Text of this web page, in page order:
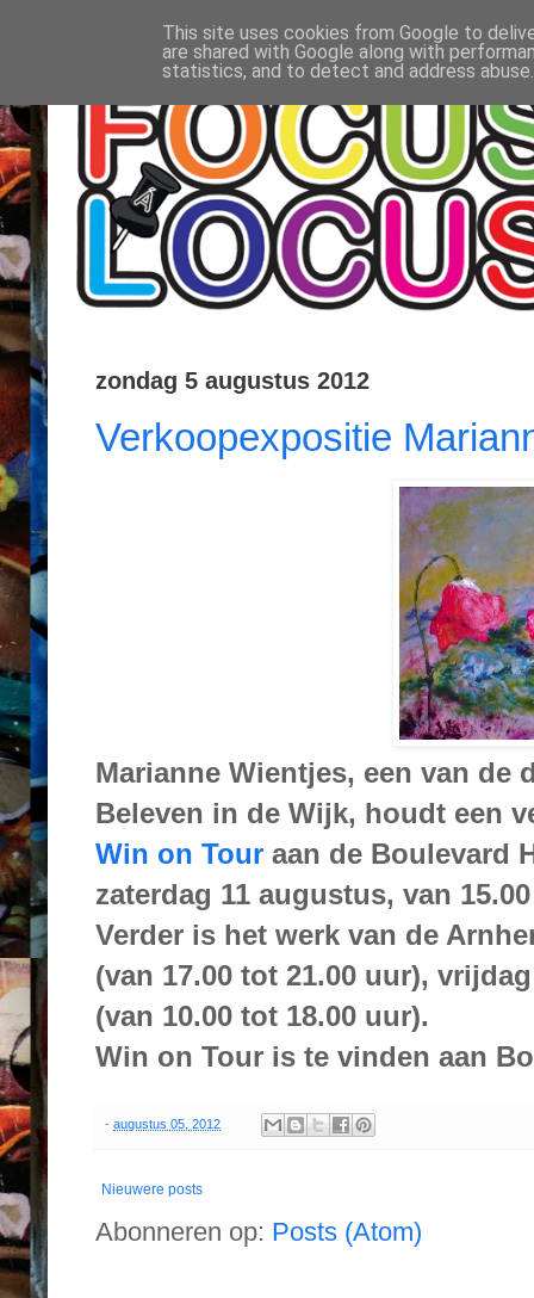
zondag 5 augustus 2012
Verkoopexpositie
Marianne Wientjes, een van de
Beleven in de Wijk, houdt een
Win on Tour aan de Boulevard
zaterdag 11 augustus, van
Verder is het werk van de
(van 17.00 tot 21.00 uur),
(van 10.00 tot 18.00 uur).
Win on Tour is te vinden aan
- augustus 05, 2012
Nieuwere posts
Abonneren op: Posts (Atom)
This site uses cookies from Google to
are shared with Google along with
statistics, and to detect and address abuse.